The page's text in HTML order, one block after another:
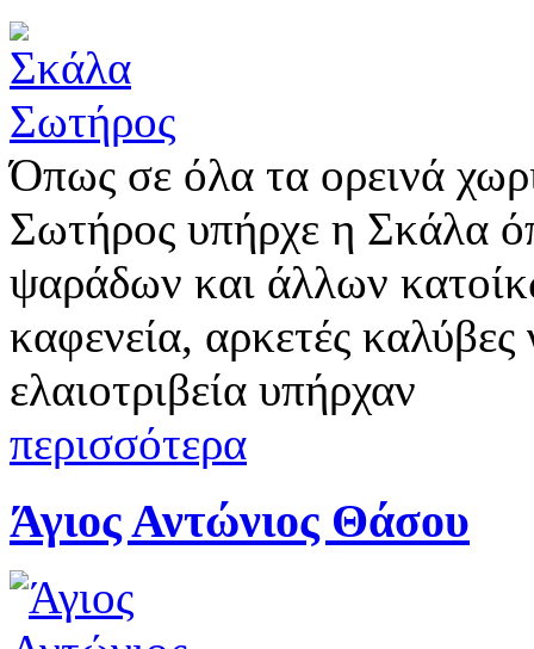
Όπως σε όλα τα ορεινά
Σωτήρος υπήρχε η Σκάλα
ψαράδων και άλλων
καφενεία, αρκετές καλύβες
ελαιοτριβεία υπήρχαν
περισσότερα
Άγιος Αντώνιος Θάσου